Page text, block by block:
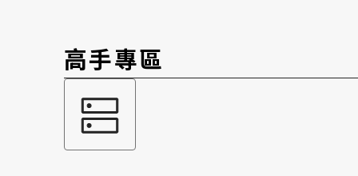
高手專區